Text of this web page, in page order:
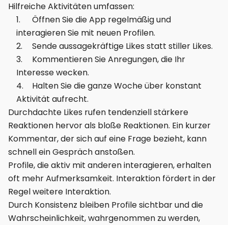
Hilfreiche Aktivitäten umfassen:
Öffnen Sie die App regelmäßig und
interagieren Sie mit neuen Profilen.
Sende aussagekräftige Likes statt stiller Likes.
Kommentieren Sie Anregungen, die Ihr
Interesse wecken.
Halten Sie die ganze Woche über konstant
Aktivität aufrecht.
Durchdachte Likes rufen tendenziell stärkere
Reaktionen hervor als bloße Reaktionen. Ein kurzer
Kommentar, der sich auf eine Frage bezieht, kann
schnell ein Gespräch anstoßen.
Profile, die aktiv mit anderen interagieren, erhalten
oft mehr Aufmerksamkeit. Interaktion fördert in der
Regel weitere Interaktion.
Durch Konsistenz bleiben Profile sichtbar und die
Wahrscheinlichkeit, wahrgenommen zu werden,